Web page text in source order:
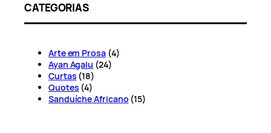
CATEGORIAS
Arte em Prosa(4)
Ayan Agalu (24)
Curtas (18)
Quotes (4)
Sanduíche Africano (15)